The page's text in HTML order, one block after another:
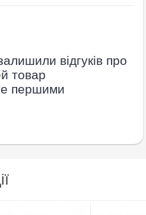
відгуків про
товар
першими